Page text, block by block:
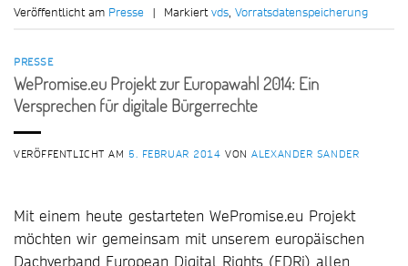
Veröffentlicht am Presse | Markiertvds, Vorratsdatenspeicherung
PRESSE
WePromise.eu Projekt zur Europawahl 2014: Ein
Versprechen für digitale Bürgerrechte
VERÖFFENTLICHT AM5. FEBRUAR 2014 VONALEXANDER SANDER
Mit einem heute gestarteten WePromise.eu Projekt
möchten wir gemeinsam mit unserem europäischen
Dachverband European Digital Rights (EDRi) allen